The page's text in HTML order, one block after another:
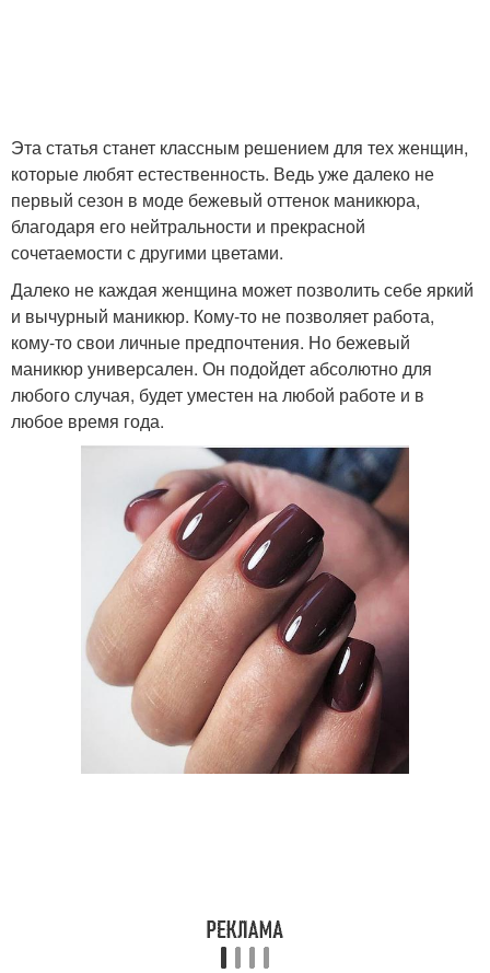
Эта статья станет классным решением для тех женщин,
которые любят естественность. Ведь уже далеко не
первый сезон в моде бежевый оттенок маникюра,
благодаря его нейтральности и прекрасной
сочетаемости с другими цветами.
Далеко не каждая женщина может позволить себе яркий
и вычурный маникюр. Кому-то не позволяет работа,
кому-то свои личные предпочтения. Но бежевый
маникюр универсален. Он подойдет абсолютно для
любого случая, будет уместен на любой работе и в
любое время года.